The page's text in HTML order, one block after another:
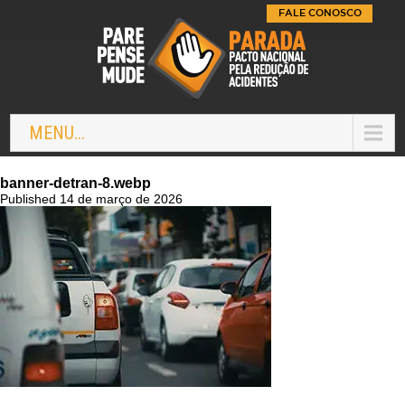
MENU...
FALE CONOSCO
banner-detran-8.webp
Published 14 de março de 2026